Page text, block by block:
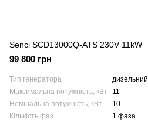
Senci SCD13000Q-ATS 230V 11kW
99 800 грн
Тип генератора
дизельний
Максимальна потужність, кВт
11
Номінальна потужність, кВт
10
Кількість фаз
1 фаза